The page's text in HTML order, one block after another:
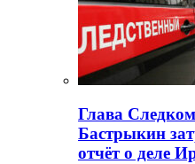
Глава
Бастрыкин
отчёт о деле